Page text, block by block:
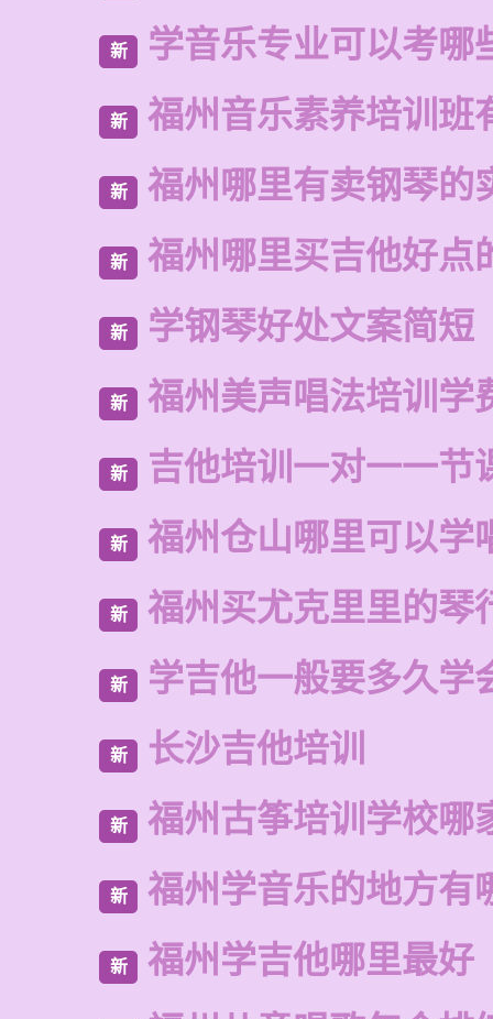
新 学音乐专业可以考哪
新 福州音乐素养培训班
新 福州哪里有卖钢琴的
新 福州哪里买吉他好点
新 学钢琴好处文案简短
新 福州美声唱法培训学
新 吉他培训一对一一节
新 福州仓山哪里可以学
新 福州买尤克里里的琴
新 学吉他一般要多久学
新 长沙吉他培训
新 福州古筝培训学校哪
新 福州学音乐的地方有
新 福州学吉他哪里最好